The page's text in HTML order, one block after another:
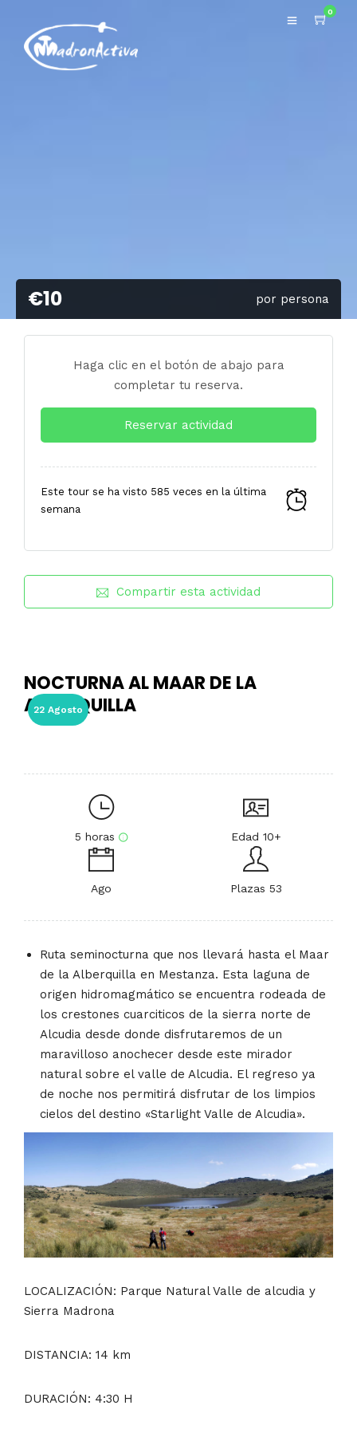
0
€10 por persona
Haga clic en el botón de abajo para
completar tu reserva.
Reservar actividad
Este tour se ha visto 585 veces en la última
semana
Compartir esta actividad
NOCTURNA AL MAAR DE LA
ALBERQUILLA
22 Agosto
5 horas Edad 10+
Ago Plazas 53
Ruta seminocturna que nos llevará hasta el Maar
de la Alberquilla en Mestanza. Esta laguna de
origen hidromagmático se encuentra rodeada de
los crestones cuarciticos de la sierra norte de
Alcudia desde donde disfrutaremos de un
maravilloso anochecer desde este mirador
natural sobre el valle de Alcudia. El regreso ya
de noche nos permitirá disfrutar de los limpios
cielos del destino «Starlight Valle de Alcudia».
LOCALIZACIÓN: Parque Natural Valle de alcudia y
Sierra Madrona
DISTANCIA: 14 km
DURACIÓN: 4:30 H